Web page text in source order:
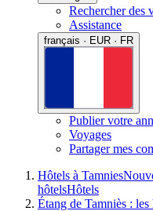
Rechercher des
Assistance
français · EUR · FR
Publier votre
Voyages
Partager mes
Hôtels à Tamnies
hôtelsHôtels
Étang de Tamniès :